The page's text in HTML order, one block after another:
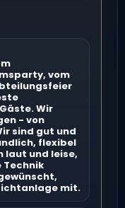
vom
Wir
- von
sind gut und
flexibel
laut und leise,
Technik
mit.